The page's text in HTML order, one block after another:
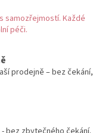
samozřejmostí. Každé
péči.
prodejně – bez čekání,